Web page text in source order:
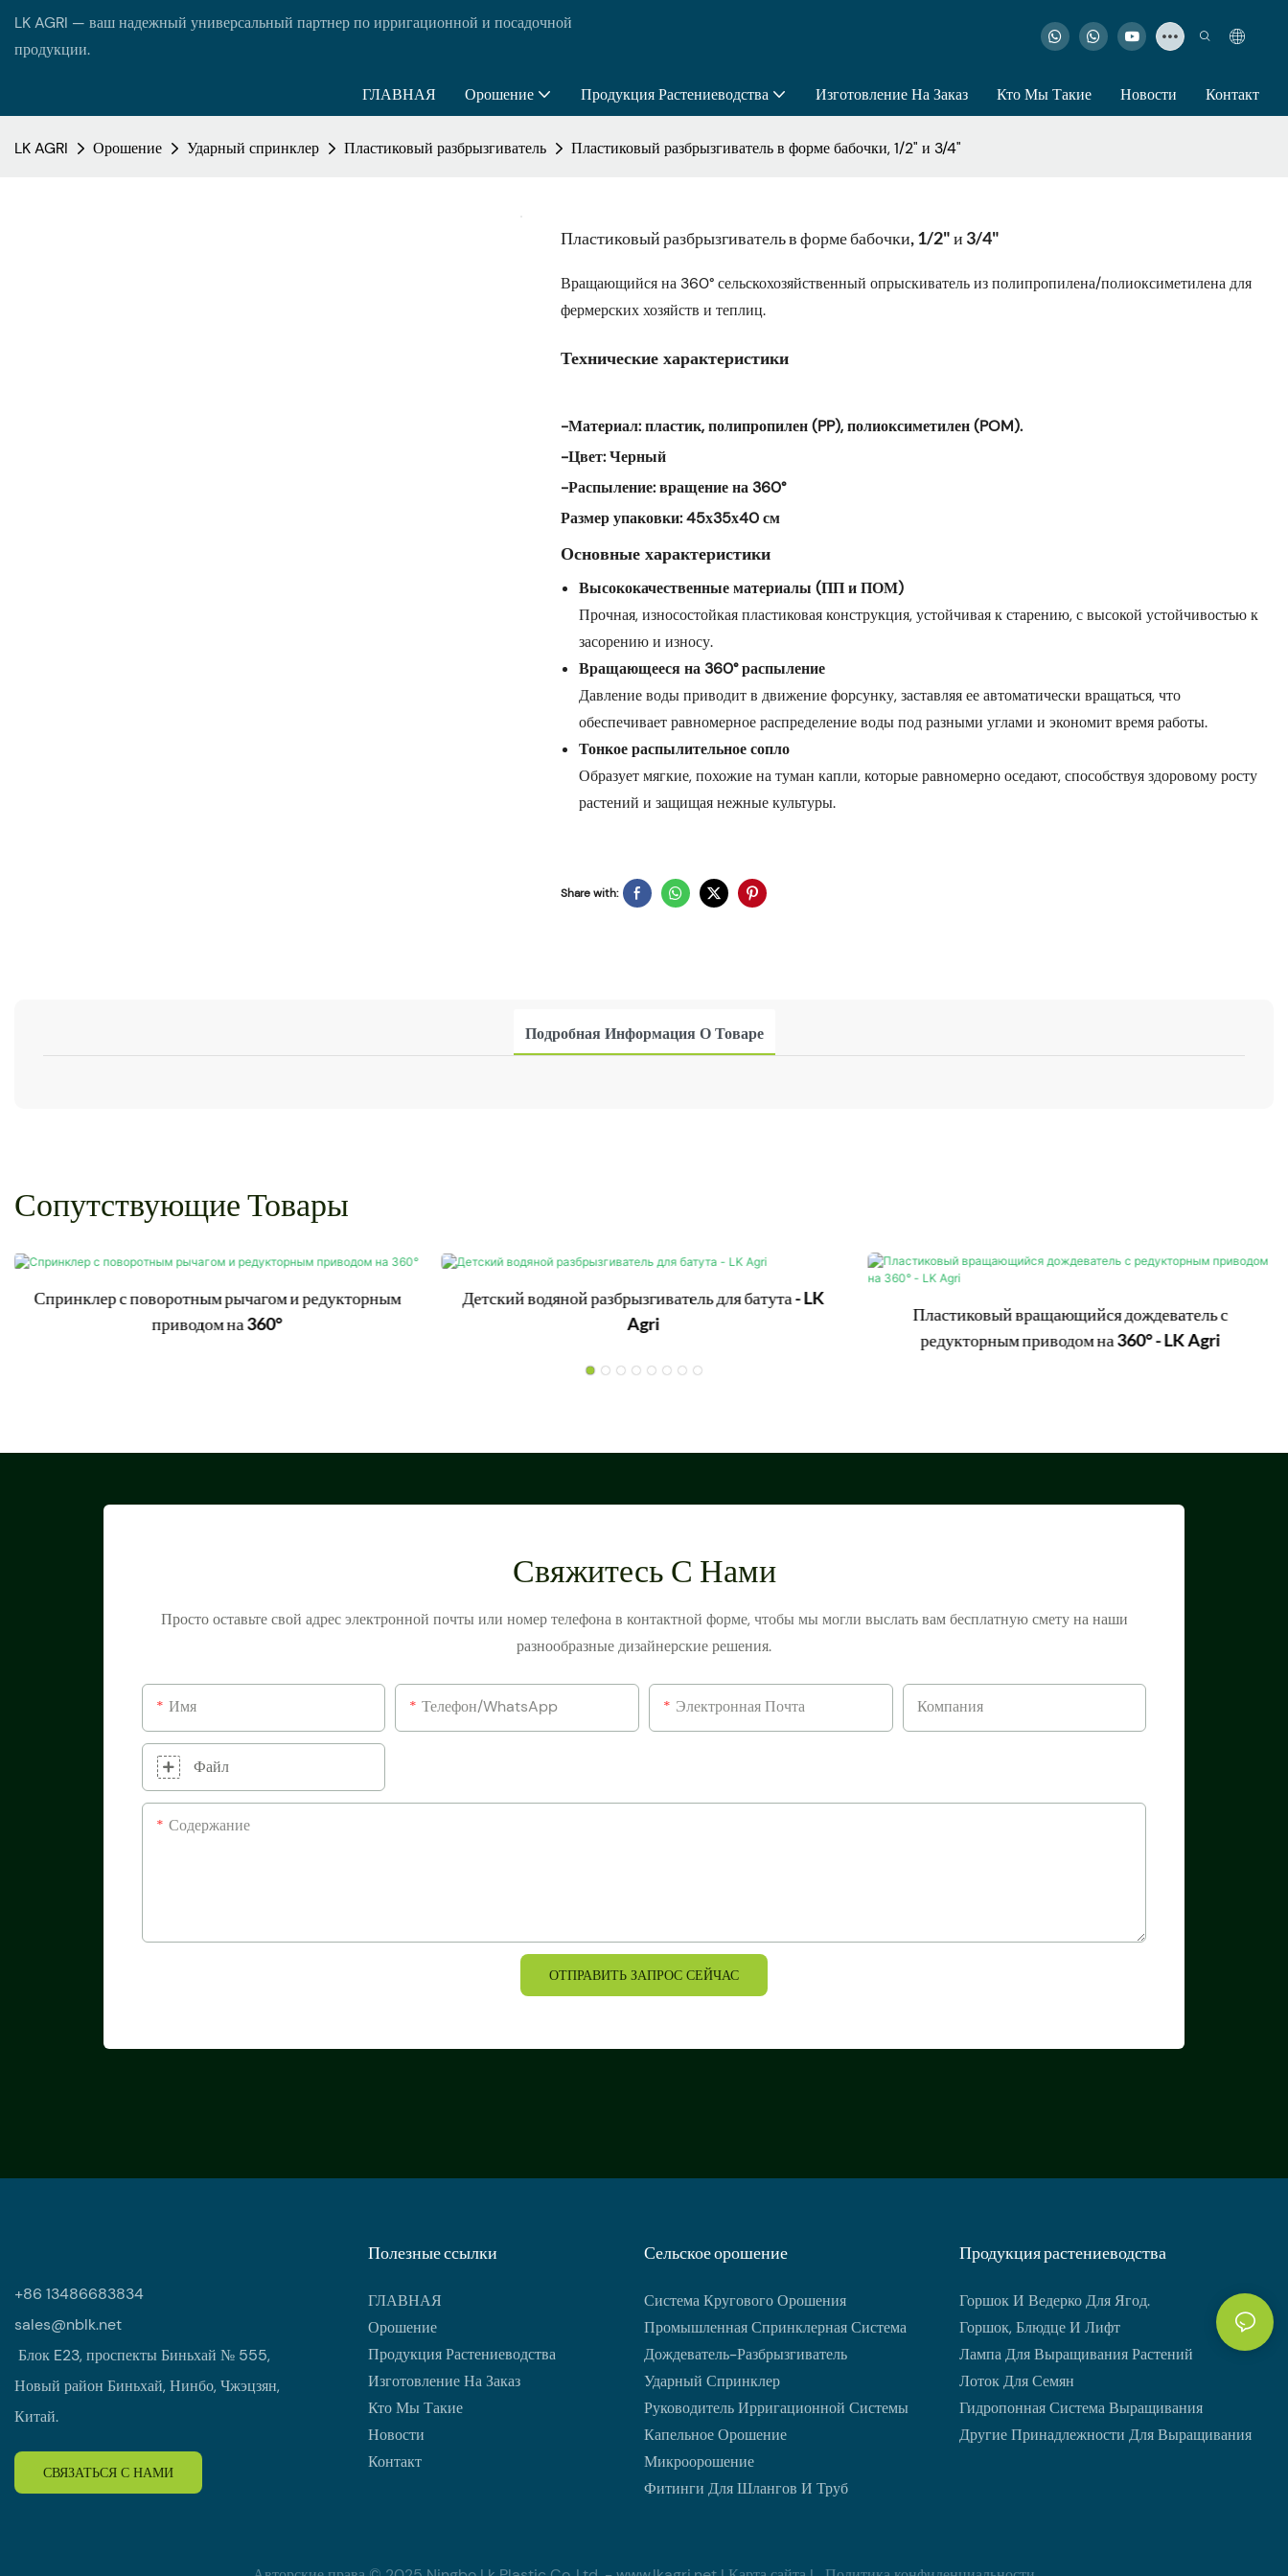
LK AGRI — ваш надежный универсальный партнер по ирригационной и посадочной
продукции.
ГЛАВНАЯ Орошение Продукция Растениеводства Изготовление На Заказ Кто Мы Такие Новости Контакт
LK AGRI Орошение Ударный спринклер Пластиковый разбрызгиватель Пластиковый разбрызгиватель в форме бабочки, 1/2" и 3/4"
Пластиковый разбрызгиватель в форме бабочки, 1/2" и 3/4"
Вращающийся на 360° сельскохозяйственный опрыскиватель из полипропилена/полиоксиметилена для
фермерских хозяйств и теплиц.
Технические характеристики
-Материал:пластик, полипропилен (PP), полиоксиметилен (POM).
-Цвет:Черный
-Распыление:вращение на 360°
Размер упаковки:45х35х40 см
Основные характеристики
Высококачественные материалы (ПП и ПОМ)
Прочная, износостойкая пластиковая конструкция, устойчивая к старению, с высокой устойчивостью к
засорению и износу.
Вращающееся на 360° распыление
Давление воды приводит в движение форсунку, заставляя ее автоматически вращаться, что
обеспечивает равномерное распределение воды под разными углами и экономит время работы.
Тонкое распылительное сопло
Образует мягкие, похожие на туман капли, которые равномерно оседают, способствуя здоровому росту
растений и защищая нежные культуры.
Share with:
Подробная Информация О Товаре
Сопутствующие Товары
Спринклер с поворотным рычагом и редукторным
приводом на 360°
Детский водяной разбрызгиватель для батута - LK
Agri
Пластиковый вращающийся дождеватель с
редукторным приводом на 360° - LK Agri
Свяжитесь С Нами
Просто оставьте свой адрес электронной почты или номер телефона в контактной форме, чтобы мы могли выслать вам бесплатную смету на наши
разнообразные дизайнерские решения.
Имя Телефон/WhatsApp Электронная Почта Компания
Файл
Содержание
ОТПРАВИТЬ ЗАПРОС СЕЙЧАС
+86 13486683834
sales@nblk.net
Блок E23, проспекты Биньхай № 555,
Новый район Биньхай, Нинбо, Чжэцзян,
Китай.
СВЯЗАТЬСЯ С НАМИ
Полезные ссылки
ГЛАВНАЯ
Орошение
Продукция Растениеводства
Изготовление На Заказ
Кто Мы Такие
Новости
Контакт
Сельское орошение
Система Кругового Орошения
Промышленная Спринклерная Система
Дождеватель-Разбрызгиватель
Ударный Спринклер
Руководитель Ирригационной Системы
Капельное Орошение
Микроорошение
Фитинги Для Шлангов И Труб
Продукция растениеводства
Горшок И Ведерко Для Ягод.
Горшок, Блюдце И Лифт
Лампа Для Выращивания Растений
Лоток Для Семян
Гидропонная Система Выращивания
Другие Принадлежности Для Выращивания